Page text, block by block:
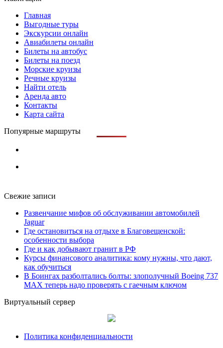
Главная
Выгодные туры
Экскурсии онлайн
Авиабилеты онлайн
Билеты на автобус
Билеты на поезд
Морские круизы
Речные круизы
Найти отель
Аренда авто
Контакты
Карта сайта
Попуярные маршруты
Свежие записи
Развенчание мифов об обслуживании автомобилей
Jaguar
Где остановиться на отдыхе в Благовещенской:
особенности выбора
Где и как добывают гранит в РФ
Курсы финансового аналитика: кому нужны, что дают,
как обучиться
В Боингах разболтались болты: злополучный Boeing 737
MAX теперь надо проверять с гаечным ключом
Виртуальный сервер
Политика конфиденциальности